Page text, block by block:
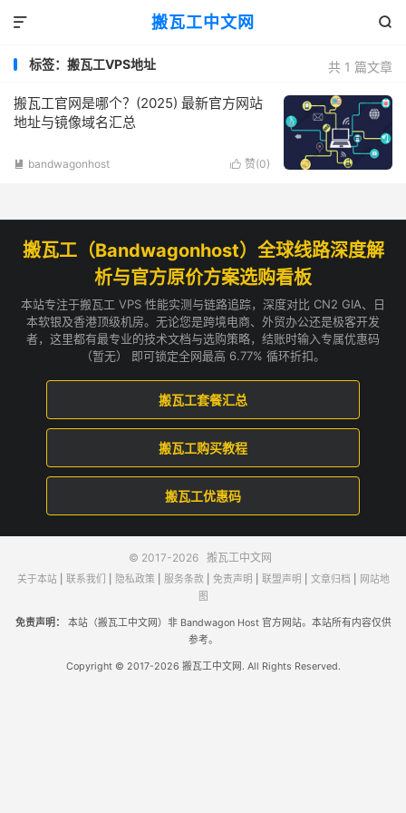
搬瓦工中文网 

共 1 篇文章
标签：搬瓦工VPS地址
搬瓦工官网是哪个？(2025) 最新官方网站
地址与镜像域名汇总
 赞(0)
 bandwagonhost
搬瓦工（Bandwagonhost）全球线路深度解
析与官方原价方案选购看板
本站专注于搬瓦工 VPS 性能实测与链路追踪，深度对比 CN2 GIA、日
本软银及香港顶级机房。无论您是跨境电商、外贸办公还是极客开发
者，这里都有最专业的技术文档与选购策略，结账时输入专属优惠码
（暂无） 即可锁定全网最高 6.77% 循环折扣。
搬瓦工套餐汇总
搬瓦工购买教程
搬瓦工优惠码
© 2017-2026 搬瓦工中文网
关于本站| 联系我们 隐私政策 服务条款 免责声明 联盟声明 文章归档
网站地
图
免责声明：
本站（搬瓦工中文网）非 Bandwagon Host 官方网站。本站所有内容仅供
参考。
Copyright © 2017-2026 搬瓦工中文网. All Rights Reserved.